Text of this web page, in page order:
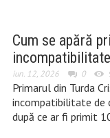
Cum se apără
iun. 12, 2026 0
Primarul din Turda
incompatibilitate de
după ce ar fi primit